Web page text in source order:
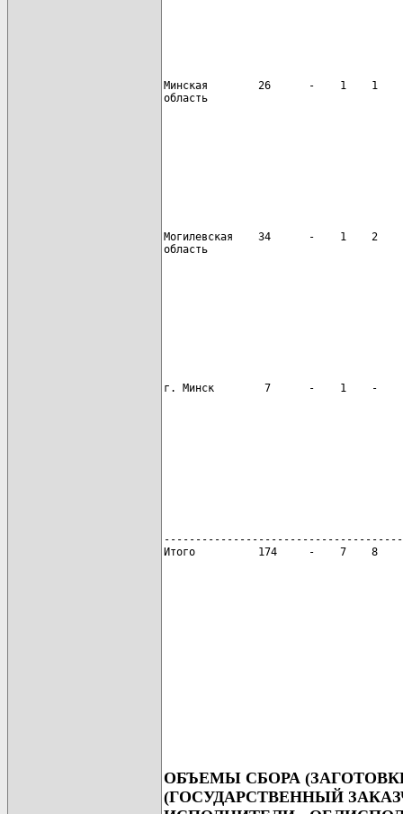
Минская        26      -    1    1
область
Могилевская    34      -    1    2
область
ОБЪЕМЫ СБОРА
(ГОСУДАРСТВЕННЫЙ